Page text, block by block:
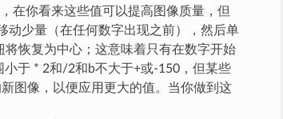
在你看来这些值可以提高图像质量，但
动少量（在任何数字出现之前），然后单
将恢复为中心；这意味着只有在数字开始
于 * 2和/2和b不大于+或-150，但某些
图像，以便应用更大的值。当你做到这